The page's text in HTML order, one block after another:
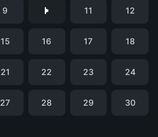
9 11 12
15 16 17 18
21 22 23 24
27 28 29 30